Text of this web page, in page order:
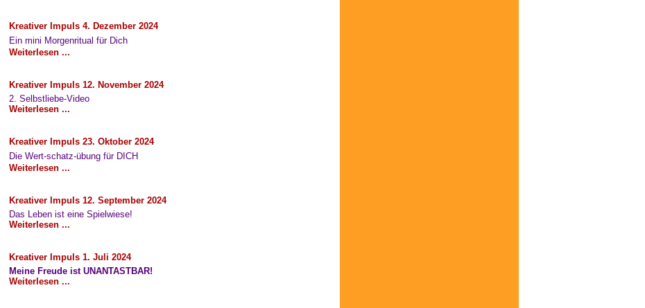
Kreativer Impuls 4. Dezember 2024
Ein mini Morgenritual für Dich
Weiterlesen ...
Kreativer Impuls 12. November 2024
2. Selbstliebe-Video
Weiterlesen ...
Kreativer Impuls 23. Oktober 2024
Die Wert-schatz-übung für DICH
Weiterlesen ...
Kreativer Impuls 12. September 2024
Das Leben ist eine Spielwiese!
Weiterlesen ...
Kreativer Impuls 1. Juli 2024
Meine Freude ist UNANTASTBAR!
Weiterlesen ...